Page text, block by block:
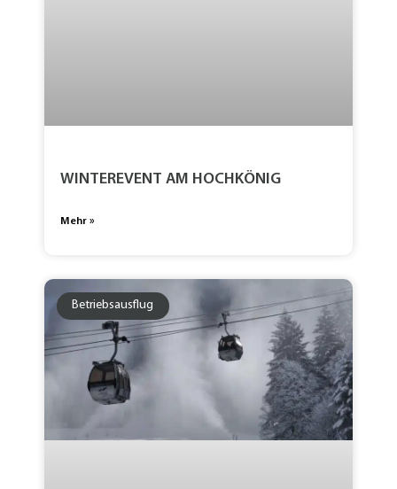
WINTEREVENT AM HOCHKÖNIG
Mehr »
Betriebsausflug